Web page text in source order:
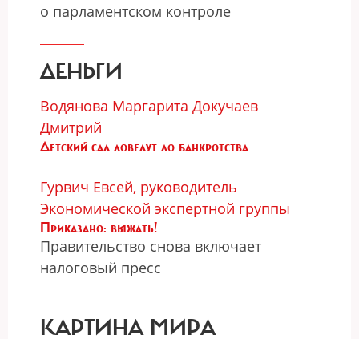
о парламентском контроле
ДЕНЬГИ
Водянова Маргарита Докучаев
Дмитрий
Детский сад доведут до банкротства
Гурвич Евсей, руководитель
Экономической экспертной группы
Приказано: выжать!
Правительство снова включает
налоговый пресс
КАРТИНА МИРА